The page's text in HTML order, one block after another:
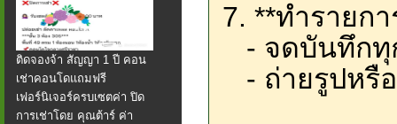
ติดจองจ้า สัญญา 1 ปี คอน
เช่าคอนโดแถมฟรี
เฟอร์นิเจอร์ครบเซตค่า ปิด
การเช่าโดย คุณต้าร์ ค่า
7. **ทำรายก
- จดบันทึกทุ
- ถ่ายรูปหรื